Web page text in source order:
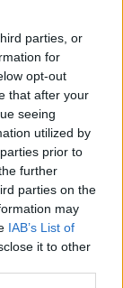
parties, or
for
opt-out
that after your
seeing
utilized by
prior to
further
parties on the
may
IAB’s List of
it to other
θα
ξανά το Ιράν
- 18:15